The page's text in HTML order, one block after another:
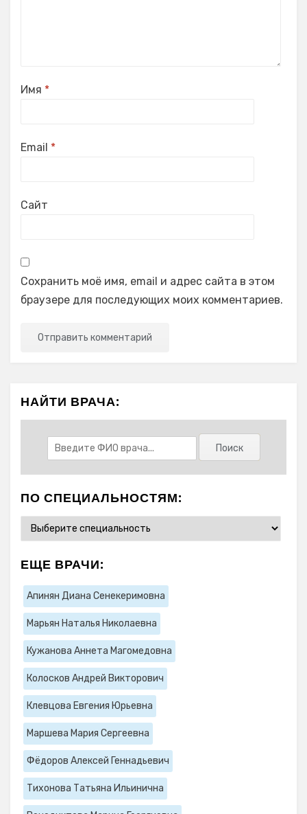
Имя *
Email *
Сайт
Сохранить моё имя, email и адрес сайта в этом
браузере для последующих моих комментариев.
НАЙТИ ВРАЧА:
ПО СПЕЦИАЛЬНОСТЯМ:
ЕЩЕ ВРАЧИ:
Апинян Диана Сенекеримовна
Марьян Наталья Николаевна
Кужанова Аннета Магомедовна
Колосков Андрей Викторович
Клевцова Евгения Юрьевна
Маршева Мария Сергеевна
Фёдоров Алексей Геннадьевич
Тихонова Татьяна Ильинична